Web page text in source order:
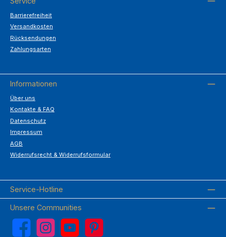
Barrierefreiheit
Versandkosten
Rücksendungen
Zahlungsarten
Informationen
Über uns
Kontakte & FAQ
Datenschutz
Impressum
AGB
Widerrufsrecht & Widerrufsformular
Service-Hotline
Unsere Communities
Facebook Instagram YouTube Pinterest